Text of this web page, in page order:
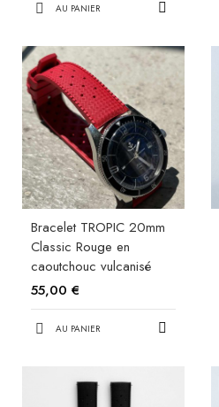
AU PANIER
Bracelet TROPIC 20mm
Classic Rouge en
caoutchouc vulcanisé
55,00 €
AU PANIER